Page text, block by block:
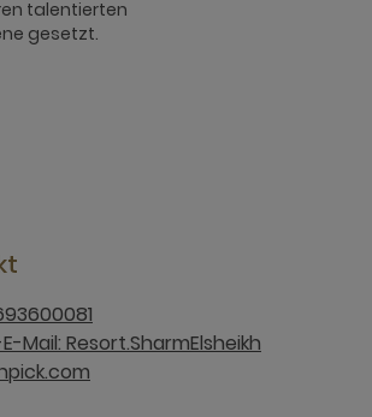
talentierten
gesetzt.
Mail: Resort.SharmElsheikh